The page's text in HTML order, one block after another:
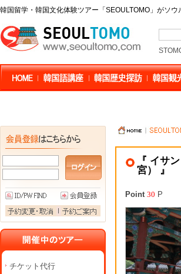
韓国留学・韓国文化体験ツアー「SEOULTOMO」がソウ
チケット代行
『 イサ
宮） 』
Point 30 P